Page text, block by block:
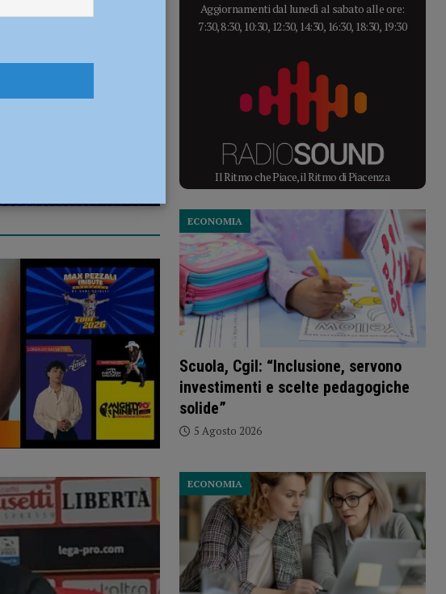
Aggiornamenti dal lunedì al sabato alle ore:
7:30, 8:30, 10:30, 12:30, 14:30, 16:30, 18:30, 19:30
Il Ritmo che Piace, il Ritmo di Piacenza
Scuola, Cgil: “Inclusione, servono
investimenti e scelte pedagogiche
solide”
ECONOMIA
5 Agosto 2026
ECONOMIA